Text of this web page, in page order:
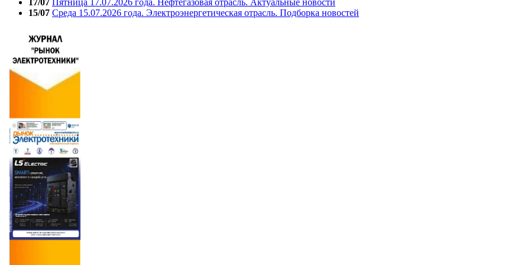
17/07
Пятница 17.07.2026 года. Нефтегазовая отрасль. Актуальные новости
15/07 Среда 15.07.2026 года. Электроэнергетическая отрасль. Подборка новостей